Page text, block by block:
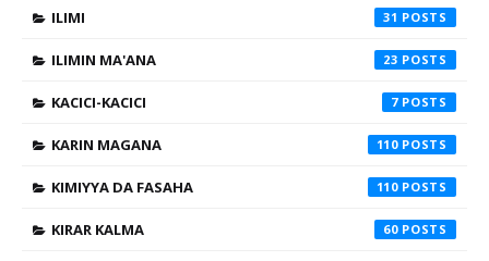
ILIMI 31
ILIMIN MA'ANA 23
KACICI-KACICI 7
KARIN MAGANA 110
KIMIYYA DA FASAHA 110
KIRAR KALMA 60